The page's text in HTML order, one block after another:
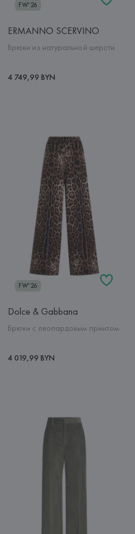
FW'26
ERMANNO SCERVINO
Брюки из натуральной шерсти
4 749,99 BYN
FW'26
Dolce & Gabbana
Брюки с леопардовым принтом
4 019,99 BYN